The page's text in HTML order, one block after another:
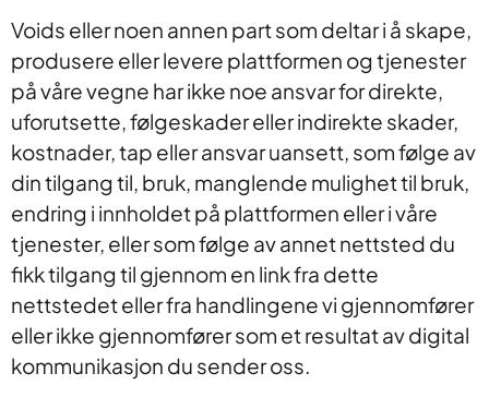
Voids eller noen annen part som deltar i å skape,
produsere eller levere plattformen og tjenester
på våre vegne har ikke noe ansvar for direkte,
uforutsette, følgeskader eller indirekte skader,
kostnader, tap eller ansvar uansett, som følge av
din tilgang til, bruk, manglende mulighet til bruk,
endring i innholdet på plattformen eller i våre
tjenester, eller som følge av annet nettsted du
fikk tilgang til gjennom en link fra dette
nettstedet eller fra handlingene vi gjennomfører
eller ikke gjennomfører som et resultat av digital
kommunikasjon du sender oss.